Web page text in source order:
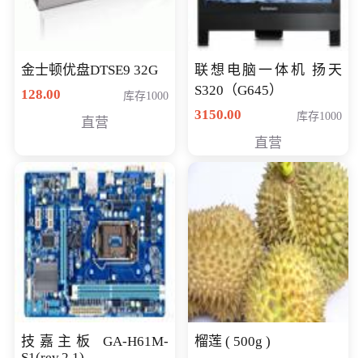
金士顿优盘DTSE9 32G
128.00
库存1000
直营
联想电脑一体机 扬天
S320（G645）
3150.00
库存1000
直营
技嘉主板 GA-H61M-
榴莲 ( 500g )